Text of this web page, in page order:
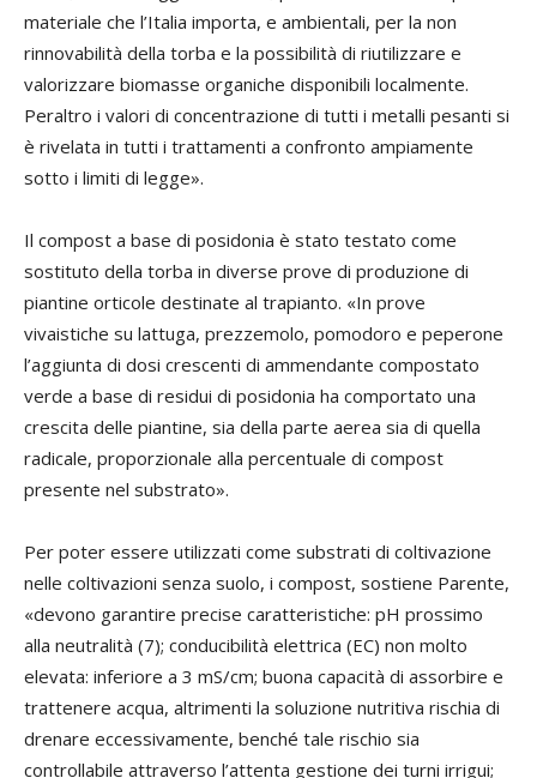
materiale che l’Italia importa, e ambientali, per la non
rinnovabilità della torba e la possibilità di riutilizzare e
valorizzare biomasse organiche disponibili localmente.
Peraltro i valori di concentrazione di tutti i metalli pesanti si
è rivelata in tutti i trattamenti a confronto ampiamente
sotto i limiti di legge».
Il compost a base di posidonia è stato testato come
sostituto della torba in diverse prove di produzione di
piantine orticole destinate al trapianto. «In prove
vivaistiche su lattuga, prezzemolo, pomodoro e peperone
l’aggiunta di dosi crescenti di ammendante compostato
verde a base di residui di posidonia ha comportato una
crescita delle piantine, sia della parte aerea sia di quella
radicale, proporzionale alla percentuale di compost
presente nel substrato».
Per poter essere utilizzati come substrati di coltivazione
nelle coltivazioni senza suolo, i compost, sostiene Parente,
«devono garantire precise caratteristiche: pH prossimo
alla neutralità (7); conducibilità elettrica (EC) non molto
elevata: inferiore a 3 mS/cm; buona capacità di assorbire e
trattenere acqua, altrimenti la soluzione nutritiva rischia di
drenare eccessivamente, benché tale rischio sia
controllabile attraverso l’attenta gestione dei turni irrigui;